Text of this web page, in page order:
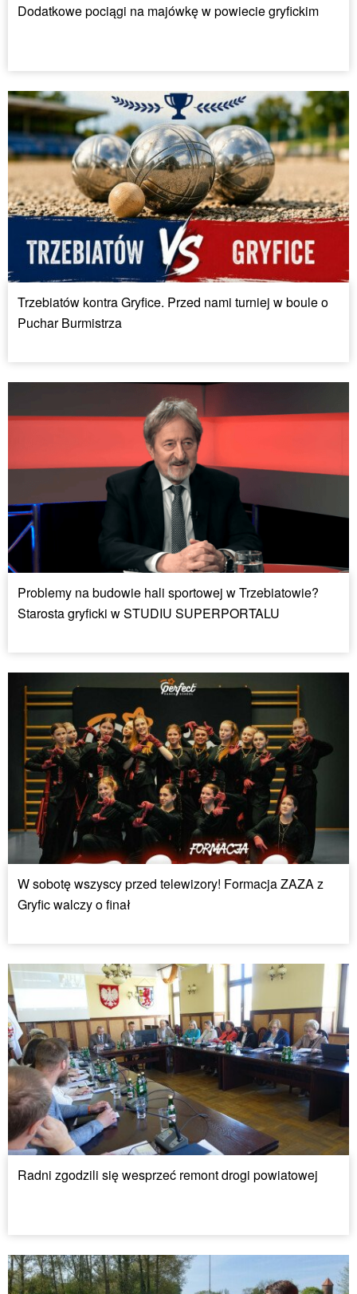
Dodatkowe pociągi na majówkę w powiecie gryfickim
Trzebiatów kontra Gryfice. Przed nami turniej w boule o
Puchar Burmistrza
Problemy na budowie hali sportowej w Trzebiatowie?
Starosta gryficki w STUDIU SUPERPORTALU
W sobotę wszyscy przed telewizory! Formacja ZAZA z
Gryfic walczy o finał
Radni zgodzili się wesprzeć remont drogi powiatowej